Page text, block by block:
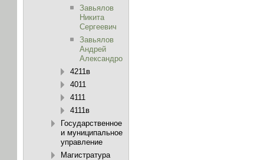
Завьялов
Никита
Сергеевич
Завьялов
Андрей
Александрович
4211в
4011
4111
4111в
Государственное
и муниципальное
управление
Магистратура